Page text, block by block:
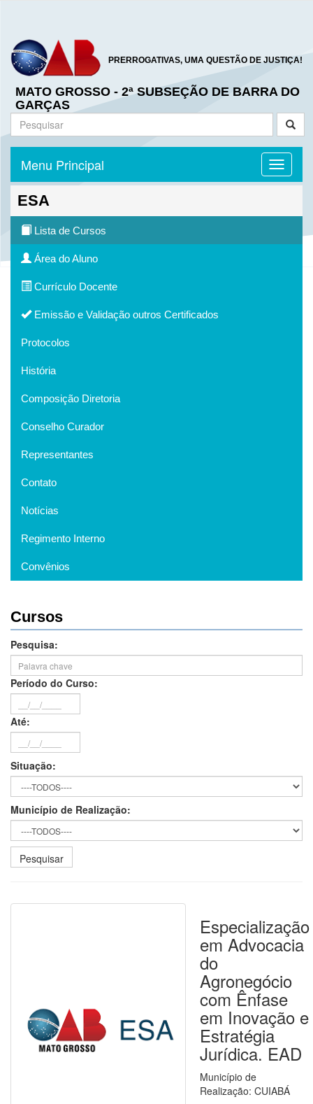
PRERROGATIVAS, UMA QUESTÃO DE JUSTIÇA!
MATO GROSSO - 2ª SUBSEÇÃO DE BARRA DO
GARÇAS
Toggle
Menu Principal
ESA
Lista de Cursos
Área do Aluno
Currículo Docente
Emissão e Validação outros Certificados
Protocolos
História
Composição Diretoria
Conselho Curador
Representantes
Contato
Notícias
Regimento Interno
Convênios
Cursos
Pesquisa:
Período do Curso:
Até:
Situação:
Município de Realização:
Especialização
em Advocacia
do
Agronegócio
com Ênfase
em Inovação e
Estratégia
Jurídica. EAD
Município de
Realização: CUIABÁ